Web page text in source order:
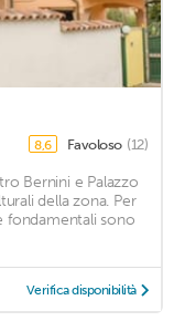
8,6 Favoloso (12)
Bernini e Palazzo
della zona. Per
fondamentali sono
Verifica disponibilità